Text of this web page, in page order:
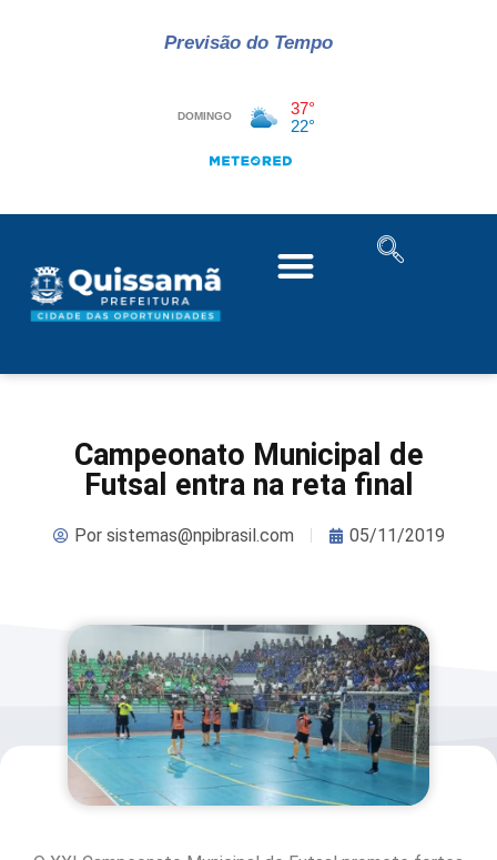
Previsão do Tempo
Campeonato Municipal de
Futsal entra na reta final
Porsistemas@npibrasil.com 05/11/2019